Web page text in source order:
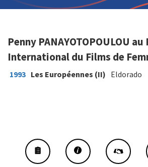
Penny PANAYOTOPOULOU
International du Films de
1993 Les Européennes (II) Eldorado